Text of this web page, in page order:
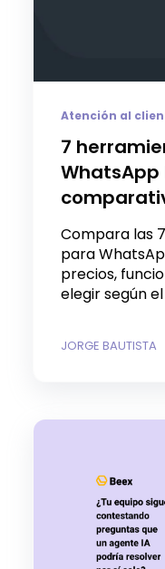
Atención al
7
WhatsApp
Compara las
para
precios,
elegir según
JORGE BAUTISTA